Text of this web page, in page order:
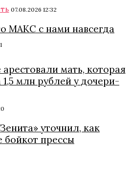
07.08.2026 12:32
МАКС с нами навсегда
мать, которая
млн рублей у дочери-
уточнил, как
бойкот прессы